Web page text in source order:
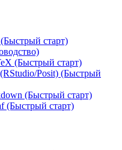
старт)
(Быстрый старт)
Posit) (Быстрый
(Быстрый старт)
(Быстрый старт)